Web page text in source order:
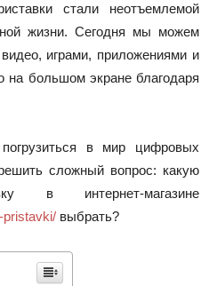
стали неотъемлемой
жизни. Сегодня мы можем
играми, приложениями и
на большом экране благодаря
в мир цифровых
сложный вопрос: какую
в интернет-магазине
pristavki/ выбрать?